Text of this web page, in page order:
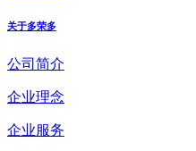
关于多荣多
公司简介
企业理念
企业服务